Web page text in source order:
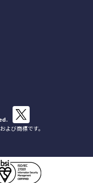
よび商標です。